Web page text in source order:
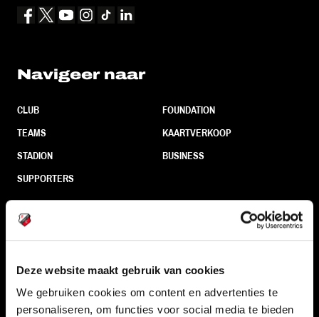
Deze website maakt gebruik van cookies
We gebruiken cookies om content en advertenties te
personaliseren, om functies voor social media te bieden
Navigeer naar
CLUB
TEAMS
STADION
SUPPORTERS
FOUNDATION
KAARTVERKOOP
BUSINESS
Informatie
VEELGESTELDE VRAGEN
CONTACT